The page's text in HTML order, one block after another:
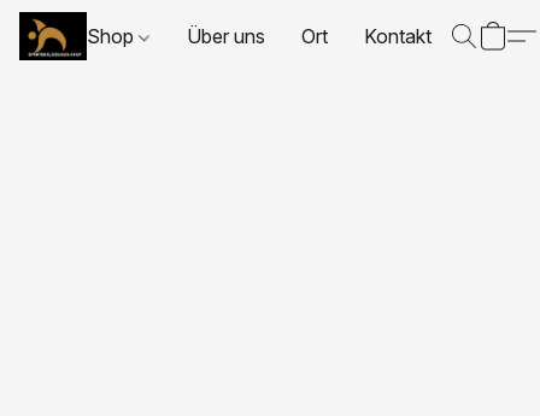
Shop Über uns Ort Kontakt